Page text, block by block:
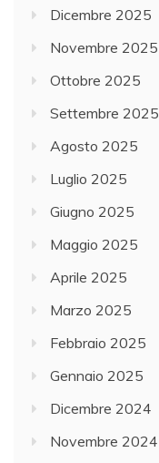
Dicembre 2025
Novembre 2025
Ottobre 2025
Settembre 2025
Agosto 2025
Luglio 2025
Giugno 2025
Maggio 2025
Aprile 2025
Marzo 2025
Febbraio 2025
Gennaio 2025
Dicembre 2024
Novembre 2024